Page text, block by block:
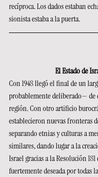
recíproca. Los dados estaban
sionista estaba a la puerta.
El Estado de
Con 1948 llegó el final de un
probablemente deliberado— de
región. Con otro artificio
establecieron nuevas fronteras
separando etnias y culturas a
similares, dando lugar a la
Israel gracias a la Resolución
fuertemente deseada por todas